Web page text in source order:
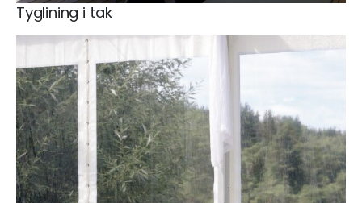
Tyglining i tak